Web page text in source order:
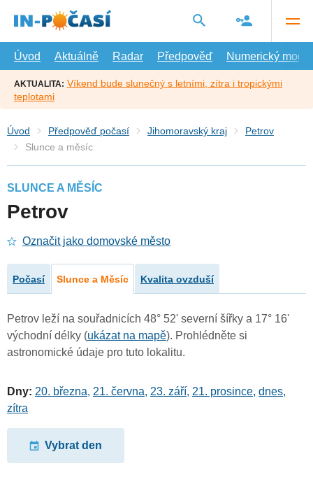
hlavní
Úvod
Aktuálně Radar Předpověď Numerický model
AKTUALITA: Víkend bude slunečný s letními, zítra i tropickými
teplotami
Úvod Předpověď počasí Jihomoravský kraj
Petrov
Slunce a měsíc
SLUNCE A MĚSÍC
Petrov
Označit jako domovské město
Počasí Slunce a Měsíc Kvalita ovzduší
Petrov leží na souřadnicích 48° 52' severní šířky a 17° 16'
východní délky (ukázat na mapě). Prohlédněte si
astronomické údaje pro tuto lokalitu.
Dny: 20. března, 21. června, 23. září, 21. prosince, dnes,
zítra
Vybrat den